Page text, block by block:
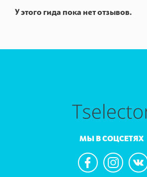
У этого гида пока нет отзывов.
МЫ В СОЦСЕТЯХ